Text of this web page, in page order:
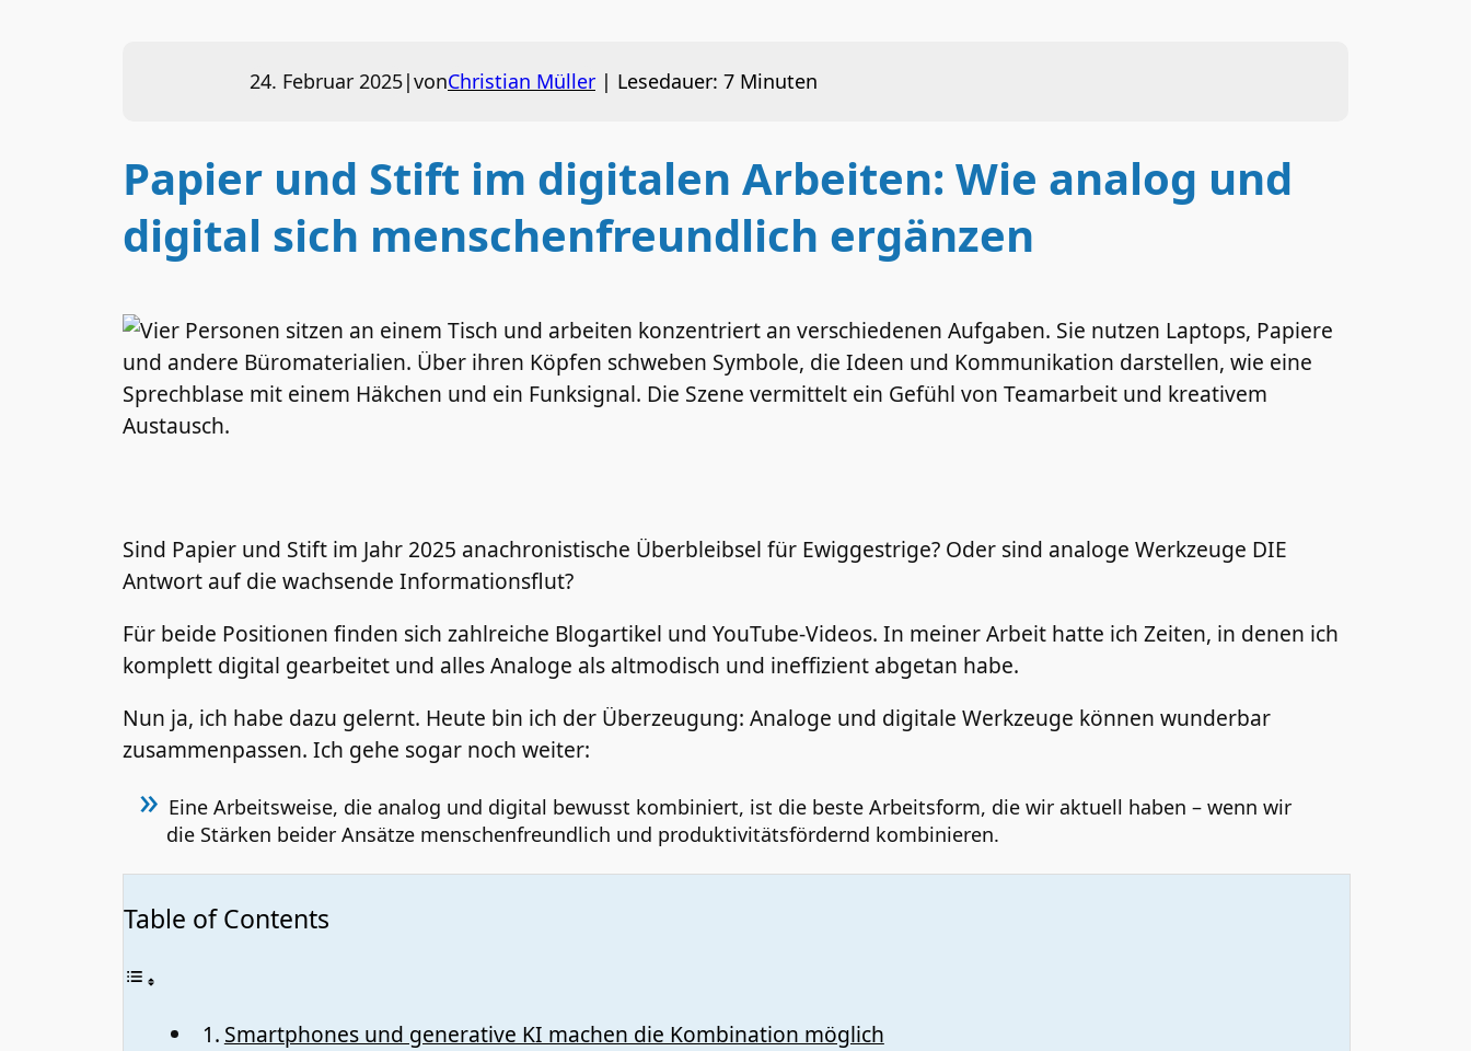
24. Februar 2025|vonChristian Müller | Lesedauer: 7 Minuten
Papier und Stift im digitalen Arbeiten: Wie analog und
digital sich menschenfreundlich ergänzen
Sind Papier und Stift im Jahr 2025 anachronistische Überbleibsel für Ewiggestrige? Oder sind analoge Werkzeuge DIE
Antwort auf die wachsende Informationsflut?
Für beide Positionen finden sich zahlreiche Blogartikel und YouTube-Videos. In meiner Arbeit hatte ich Zeiten, in denen ich
komplett digital gearbeitet und alles Analoge als altmodisch und ineffizient abgetan habe.
Nun ja, ich habe dazu gelernt. Heute bin ich der Überzeugung: Analoge und digitale Werkzeuge können wunderbar
zusammenpassen. Ich gehe sogar noch weiter:
Eine Arbeitsweise, die analog und digital bewusst kombiniert, ist die beste Arbeitsform, die wir aktuell haben – wenn wir
die Stärken beider Ansätze menschenfreundlich und produktivitätsfördernd kombinieren.
Table of Contents
Smartphones und generative KI machen die Kombination möglich